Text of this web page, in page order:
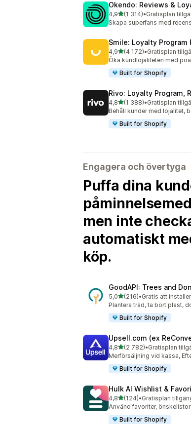
Okendo: Reviews &
4,9av 5 stjärnor
(1 314)
1314 recensioner totalt
•Gratisplan
Skapa superfans med
Smile: Loyalty Program
4,9av 5 stjärnor
(4 172)
4172 recensioner totalt
•Gratisplan
Öka kundlojaliteten med
Built for Shopify
Rivo: Loyalty Program,
4,8av 5 stjärnor
(1 388)
1388 recensioner totalt
•Gratisplan
Behåll kunder med lojalitet,
Built for Shopify
Engagera och övertyga
Puffa dina
men inte
automatiskt
köp.
GoodAPI: Trees and
5,0av 5 stjärnor
(216)
216 recensioner totalt
•Gratis att
Plantera träd, ta bort plast,
Built for Shopify
Upsell.com (ex
4,8av 5 stjärnor
(2 782)
2782 recensioner totalt
•Gratisplan
Merförsäljning vid kassa,
Built for Shopify
Hulk AI Wishlist &
4,8av 5 stjärnor
(124)
124 recensioner totalt
•Gratisplan
Använd favoriter,
Built for Shopify